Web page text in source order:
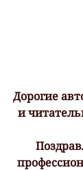
Дорогие
и